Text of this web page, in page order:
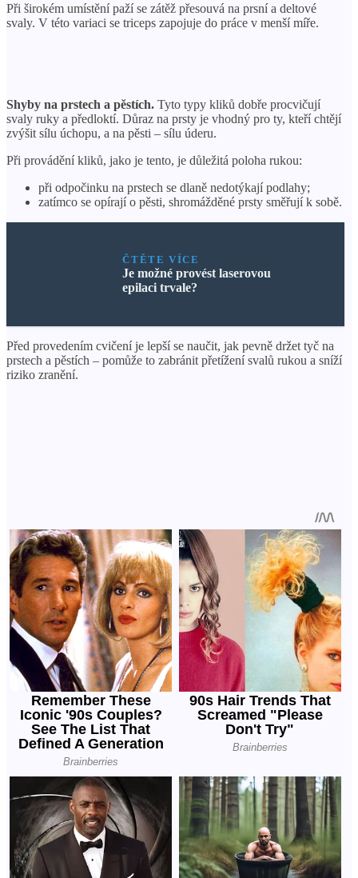
Při širokém umístění paží se zátěž přesouvá na prsní a deltové
svaly. V této variaci se triceps zapojuje do práce v menší míře.
Shyby na prstech a pěstích. Tyto typy kliků dobře procvičují
svaly ruky a předloktí. Důraz na prsty je vhodný pro ty, kteří chtějí
zvýšit sílu úchopu, a na pěsti – sílu úderu.
Při provádění kliků, jako je tento, je důležitá poloha rukou:
při odpočinku na prstech se dlaně nedotýkají podlahy;
zatímco se opírají o pěsti, shromážděné prsty směřují k sobě.
ČTĚTE VÍCE
Je možné provést laserovou
epilaci trvale?
Před provedením cvičení je lepší se naučit, jak pevně držet tyč na
prstech a pěstích – pomůže to zabránit přetížení svalů rukou a sníží
riziko zranění.